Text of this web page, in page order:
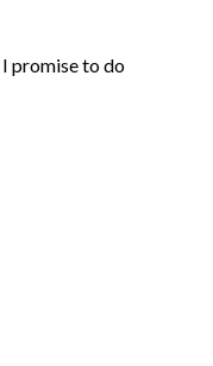
I promise to do